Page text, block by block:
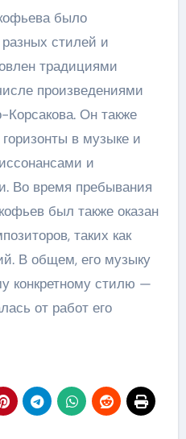
было
стилей и
традициями
произведениями
Корсакова. Он также
в музыке и
и
Во время пребывания
был также оказан
таких как
В общем, его музыку
конкретному стилю —
от работ его